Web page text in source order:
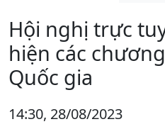
Hội nghị trực
hiện các
Quốc gia
14:30, 28/08/2023